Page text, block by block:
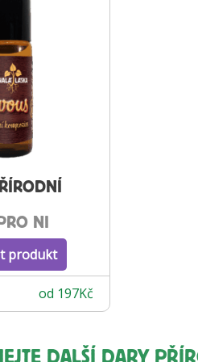
NI
produkt
od 197Kč
DALŠÍ DARY